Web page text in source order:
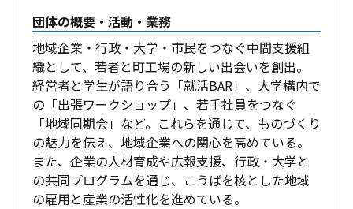
団体の概要・活動・業務
地域企業・行政・大学・市民をつなぐ中間支援組
織として、若者と町工場の新しい出会いを創出。
経営者と学生が語り合う「就活BAR」、大学構内で
の「出張ワークショップ」、若手社員をつなぐ
「地域同期会」など。これらを通じて、ものづくり
の魅力を伝え、地域企業への関心を高めている。
また、企業の人材育成や広報支援、行政・大学と
の共同プログラムを通じ、こうばを核とした地域
の雇用と産業の活性化を進めている。